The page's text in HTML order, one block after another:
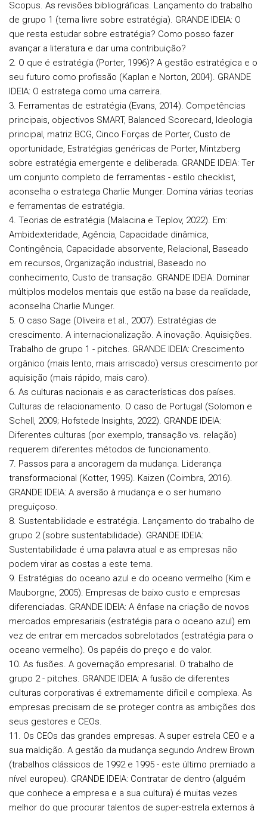
Scopus. As revisões bibliográficas. Lançamento do trabalho
de grupo 1 (tema livre sobre estratégia). GRANDE IDEIA: O
que resta estudar sobre estratégia? Como posso fazer
avançar a literatura e dar uma contribuição?
2. O que é estratégia (Porter, 1996)? A gestão estratégica e o
seu futuro como profissão (Kaplan e Norton, 2004). GRANDE
IDEIA: O estratega como uma carreira.
3. Ferramentas de estratégia (Evans, 2014). Competências
principais, objectivos SMART, Balanced Scorecard, Ideologia
principal, matriz BCG, Cinco Forças de Porter, Custo de
oportunidade, Estratégias genéricas de Porter, Mintzberg
sobre estratégia emergente e deliberada. GRANDE IDEIA: Ter
um conjunto completo de ferramentas - estilo checklist,
aconselha o estratega Charlie Munger. Domina várias teorias
e ferramentas de estratégia.
4. Teorias de estratégia (Malacina e Teplov, 2022). Em:
Ambidexteridade, Agência, Capacidade dinâmica,
Contingência, Capacidade absorvente, Relacional, Baseado
em recursos, Organização industrial, Baseado no
conhecimento, Custo de transação. GRANDE IDEIA: Dominar
múltiplos modelos mentais que estão na base da realidade,
aconselha Charlie Munger.
5. O caso Sage (Oliveira et al., 2007). Estratégias de
crescimento. A internacionalização. A inovação. Aquisições.
Trabalho de grupo 1 - pitches. GRANDE IDEIA: Crescimento
orgânico (mais lento, mais arriscado) versus crescimento por
aquisição (mais rápido, mais caro).
6. As culturas nacionais e as características dos países.
Culturas de relacionamento. O caso de Portugal (Solomon e
Schell, 2009; Hofstede Insights, 2022). GRANDE IDEIA:
Diferentes culturas (por exemplo, transação vs. relação)
requerem diferentes métodos de funcionamento.
7. Passos para a ancoragem da mudança. Liderança
transformacional (Kotter, 1995). Kaizen (Coimbra, 2016).
GRANDE IDEIA: A aversão à mudança e o ser humano
preguiçoso.
8. Sustentabilidade e estratégia. Lançamento do trabalho de
grupo 2 (sobre sustentabilidade). GRANDE IDEIA:
Sustentabilidade é uma palavra atual e as empresas não
podem virar as costas a este tema.
9. Estratégias do oceano azul e do oceano vermelho (Kim e
Mauborgne, 2005). Empresas de baixo custo e empresas
diferenciadas. GRANDE IDEIA: A ênfase na criação de novos
mercados empresariais (estratégia para o oceano azul) em
vez de entrar em mercados sobrelotados (estratégia para o
oceano vermelho). Os papéis do preço e do valor.
10. As fusões. A governação empresarial. O trabalho de
grupo 2 - pitches. GRANDE IDEIA: A fusão de diferentes
culturas corporativas é extremamente difícil e complexa. As
empresas precisam de se proteger contra as ambições dos
seus gestores e CEOs.
11. Os CEOs das grandes empresas. A super estrela CEO e a
sua maldição. A gestão da mudança segundo Andrew Brown
(trabalhos clássicos de 1992 e 1995 - este último premiado a
nível europeu). GRANDE IDEIA: Contratar de dentro (alguém
que conhece a empresa e a sua cultura) é muitas vezes
melhor do que procurar talentos de super-estrela externos à